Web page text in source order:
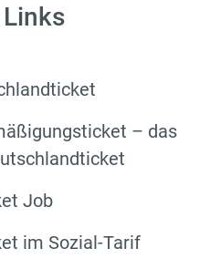
– das
Job
im Sozial-Tarif